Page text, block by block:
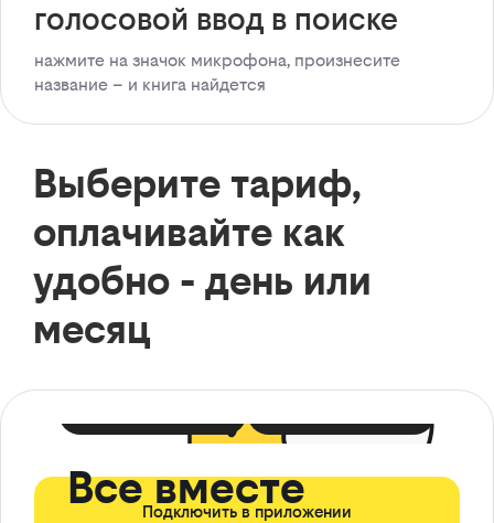
голосовой ввод в поиске
нажмите на значок микрофона, произнесите
название – и книга найдется
Выберите тариф,
оплачивайте как
удобно - день или
месяц
Все вместе
Подключить в приложении